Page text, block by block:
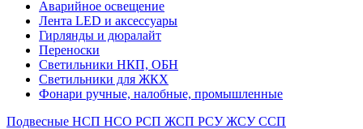
Аварийное освещение
Лента LED и аксессуары
Гирлянды и дюралайт
Переноски
Светильники НКП, ОБН
Светильники для ЖКХ
Фонари ручные, налобные, промышленные
Подвесные НСП НСО РСП ЖСП РСУ ЖСУ ССП